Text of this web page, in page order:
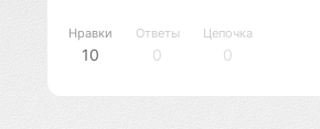
Нравки
10
Ответы
0
Цепочка
0